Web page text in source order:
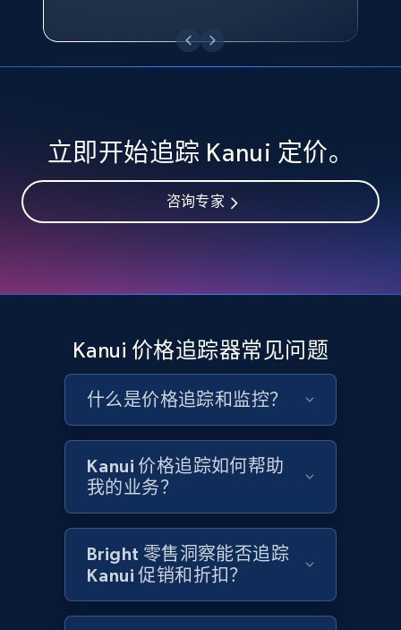
URL, Product id, Title, Seller name, Seller rating,
Seller reviews, Breadcrumbs, Root category, and
358+ 立即开始
Google Shopping
more.
2.4K+ 199+ 立即开始
Google Shopping - collects products from
web using keywords
URL, Product id, Title, Product description,
Rating, Reviews count, Images, Variations, and
more.
199+ 立即开始
立即开始追踪 Kanui 定价。
咨询专家
Kanui 价格追踪器常见问题
什么是价格追踪和监控？
Kanui 价格追踪如何帮助
我的业务？
Bright 零售洞察能否追踪
Kanui 促销和折扣？